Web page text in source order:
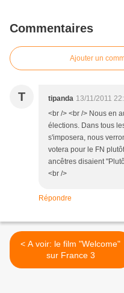
Commentaires
Ajouter un
T tipanda 13/11/2011
<br /> <br /> Nous en
élections. Dans tous
s'imposera, nous
votera pour le FN
ancêtres disaient
<br />
Répondre
< A voir: le film "Welcome"
sur France 3